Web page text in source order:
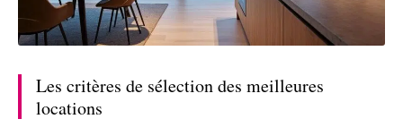
Les critères de sélection des meilleures
locations